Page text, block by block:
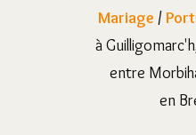
Mariage /
à
entre
en